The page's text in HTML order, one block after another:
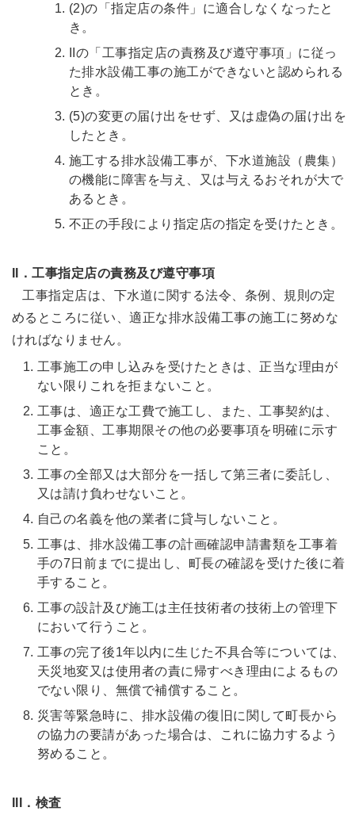
(2)の「指定店の条件」に適合しなくなったと
き。
IIの「工事指定店の責務及び遵守事項」に従っ
た排水設備工事の施工ができないと認められる
とき。
(5)の変更の届け出をせず、又は虚偽の届け出を
したとき。
施工する排水設備工事が、下水道施設（農集）
の機能に障害を与え、又は与えるおそれが大で
あるとき。
不正の手段により指定店の指定を受けたとき。
II．工事指定店の責務及び遵守事項
工事指定店は、下水道に関する法令、条例、規則の定
めるところに従い、適正な排水設備工事の施工に努めな
ければなりません。
工事施工の申し込みを受けたときは、正当な理由が
ない限りこれを拒まないこと。
工事は、適正な工費で施工し、また、工事契約は、
工事金額、工事期限その他の必要事項を明確に示す
こと。
工事の全部又は大部分を一括して第三者に委託し、
又は請け負わせないこと。
自己の名義を他の業者に貸与しないこと。
工事は、排水設備工事の計画確認申請書類を工事着
手の7日前までに提出し、町長の確認を受けた後に着
手すること。
工事の設計及び施工は主任技術者の技術上の管理下
において行うこと。
工事の完了後1年以内に生じた不具合等については、
天災地変又は使用者の責に帰すべき理由によるもの
でない限り、無償で補償すること。
災害等緊急時に、排水設備の復旧に関して町長から
の協力の要請があった場合は、これに協力するよう
努めること。
III．検査